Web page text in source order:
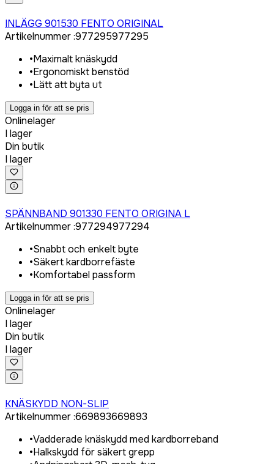
INLÄGG 901530 FENTO ORIGINAL
Artikelnummer:977295977295
•Maximalt knäskydd
•Ergonomiskt benstöd
•Lätt att byta ut
Logga in för att se pris
Onlinelager
I lager
Din butik
I lager
SPÄNNBAND 901330 FENTO ORIGINA L
Artikelnummer:977294977294
•Snabbt och enkelt byte
•Säkert kardborrefäste
•Komfortabel passform
Logga in för att se pris
Onlinelager
I lager
Din butik
I lager
KNÄSKYDD NON-SLIP
Artikelnummer:669893669893
•Vadderade knäskydd med kardborreband
•Halkskydd för säkert grepp